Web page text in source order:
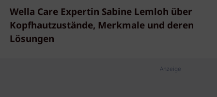
Wella Care Expertin Sabine Lemloh über
Kopfhautzustände, Merkmale und deren
Lösungen
Anzeige